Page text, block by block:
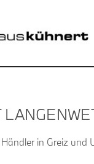
in Greiz und